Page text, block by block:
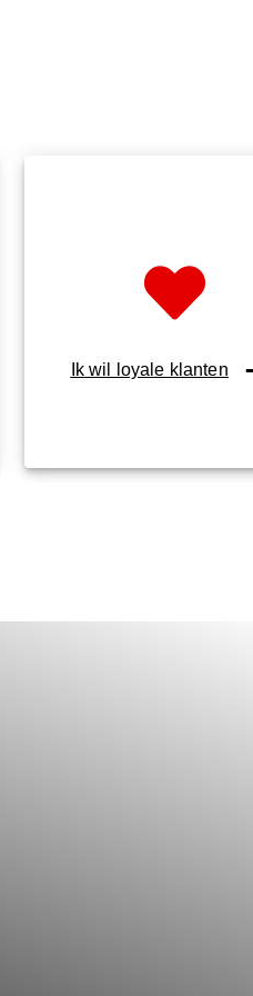
Ik wil loyale klanten